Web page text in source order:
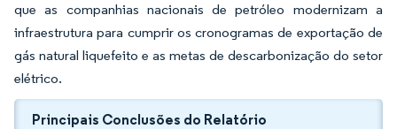
que as companhias nacionais de petróleo modernizam a
infraestrutura para cumprir os cronogramas de exportação de
gás natural liquefeito e as metas de descarbonização do setor
elétrico.
Principais Conclusões do Relatório